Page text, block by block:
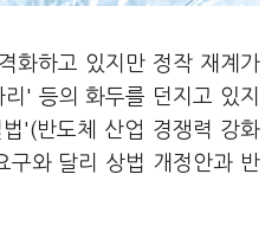
화하고 있지만 정작 재계가
' 등의 화두를 던지고 있지
'(반도체 산업 경쟁력 강화
구와 달리 상법 개정안과 반